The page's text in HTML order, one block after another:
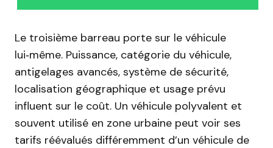
Le troisième barreau porte sur le véhicule
lui‑même. Puissance, catégorie du véhicule,
antigelages avancés, système de sécurité,
localisation géographique et usage prévu
influent sur le coût. Un véhicule polyvalent et
souvent utilisé en zone urbaine peut voir ses
tarifs réévalués différemment d’un véhicule de